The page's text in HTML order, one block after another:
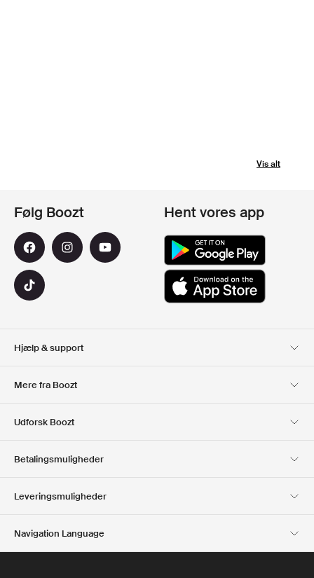
Vis alt
Hjælp & support
Mere fra Boozt
Club Boozt
Udforsk Boozt
Presse & udmærkelser
Følg Boozt Hent vores app
Betalingsmuligheder
Leveringsmuligheder
Navigation Language